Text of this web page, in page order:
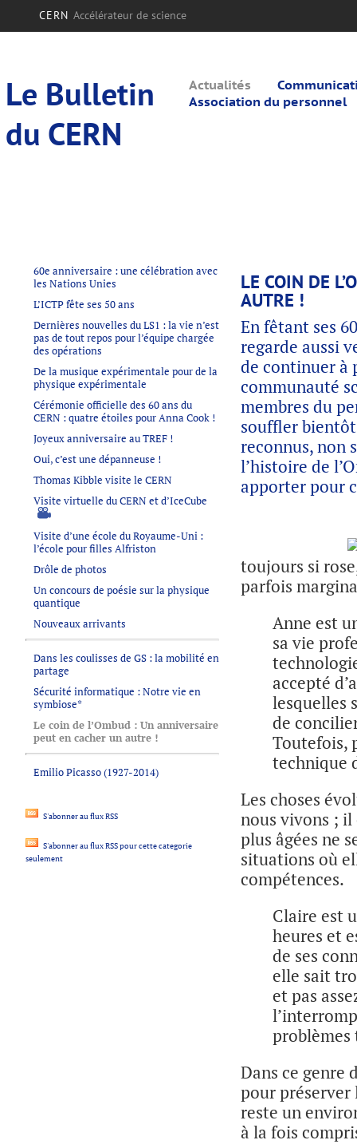
CERN Accélérateur de science
Le Bulletin
du CERN
Actualités
Association du personnel
60e anniversaire : une célébration avec
les Nations Unies
L’ICTP fête ses 50 ans
Dernières nouvelles du LS1 : la vie n’est
pas de tout repos pour l’équipe chargée
des opérations
De la musique expérimentale pour de la
physique expérimentale
Cérémonie officielle des 60 ans du
CERN : quatre étoiles pour Anna Cook !
Joyeux anniversaire au TREF !
Oui, c’est une dépanneuse !
Thomas Kibble visite le CERN
Visite virtuelle du CERN et d’IceCube
Visite d’une école du Royaume-Uni :
l’école pour filles Alfriston
Drôle de photos
Un concours de poésie sur la physique
quantique
Nouveaux arrivants
Dans les coulisses de GS : la mobilité en
partage
Sécurité informatique : Notre vie en
symbiose*
Le coin de l’Ombud : Un anniversaire
peut en cacher un autre !
Emilio Picasso (1927-2014)
S'abonner au flux RSS
S'abonner au flux RSS pour cette categorie
seulement
LE COIN DE
AUTRE !
En fêtant ses
regarde aussi
de continuer à
communauté
membres du
souffler bientôt
reconnus, non
l’histoire de
apporter pour
toujours si
parfois
Anne est
sa vie
accepté
lesquelles
de
Toutefois,
technique
Les choses
nous vivons ; il
plus âgées ne
situations où
compétences.
Claire est
heures et
de ses
elle sait
et pas
problèmes
Dans ce genre
pour
reste un
à la fois